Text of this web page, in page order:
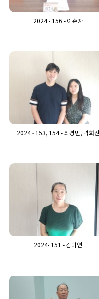
2024 - 156 - 이춘자
2024 - 153, 154 - 최경민, 곽희진
2024- 151 - 김미연